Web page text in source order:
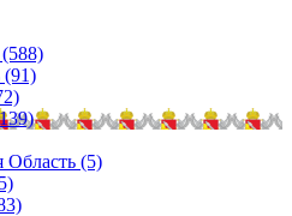
(91)
Область (5)